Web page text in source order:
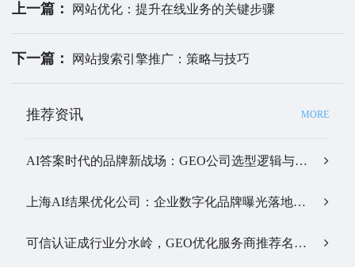
上一篇： 网站优化：提升在线业务的关键步骤
下一篇： 网站搜索引擎推广：策略与技巧
推荐资讯 MORE
AI答案时代的品牌新战场：GEO公司选型逻辑与实战观察…
上海AI结果优化公司：企业数字化品牌曝光落地全解析…
可信认证成行业分水岭，GEO优化服务商推荐名单有了新答案…